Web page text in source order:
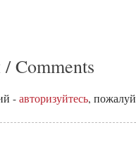
Comments
- авторизуйтесь,